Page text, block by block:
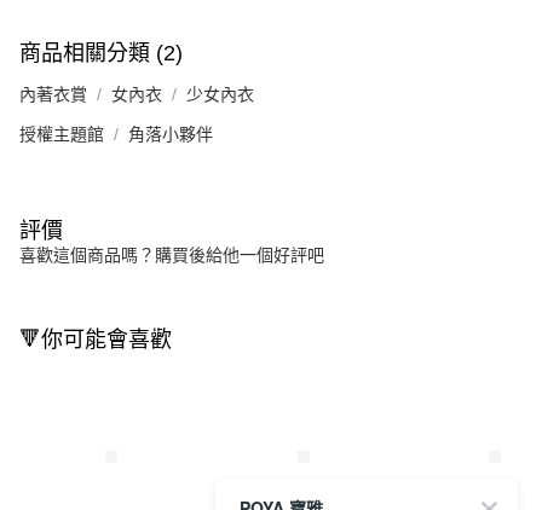
商品相關分類 (2)
內著衣賞 女內衣 少女內衣
授權主題館 角落小夥伴
評價
喜歡這個商品嗎？購買後給他一個好評吧
🔻你可能會喜歡